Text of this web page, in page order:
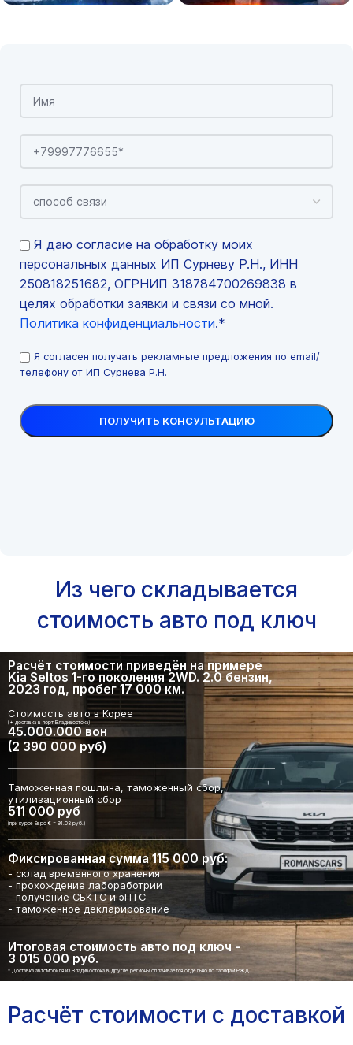
Я даю согласие на обработку моих
персональных данных ИП Сурневу Р.Н., ИНН
250818251682, ОГРНИП 318784700269838 в
целях обработки заявки и связи со мной.
Политика конфиденциальности.*
Я согласен получать рекламные предложения по email/
телефону от ИП Сурнева Р.Н.
Из чего складывается
стоимость авто под ключ
Расчёт стоимости приведён на примере
Kia Seltos 1-го поколения 2WD. 2.0 бензин,
2023 год, пробег 17 000 км.
Стоимость авто в Корее
(+ доставка в порт Владивостока)
45.000.000 вон
(2 390 000 руб)
Таможенная пошлина, таможенный сбор,
утилизационный сбор
511 000 руб
(при курсе Евро € = 91.03 руб.)
Фиксированная сумма 115 000 руб:
- склад временного хранения
- прохождение лабоработрии
- получение СБКТС и эПТС
- таможенное декларирование
Итоговая стоимость авто под ключ -
3 015 000 руб.
* Доставка автомобиля из Владивостока в другие регионы оплачивается отдельно по тарифам РЖД.
Расчёт стоимости с доставкой